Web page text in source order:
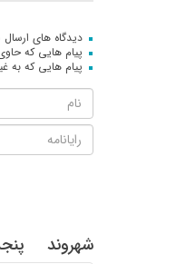
دیدگاه های
پیام هایی که
پیام هایی که به
شهروند